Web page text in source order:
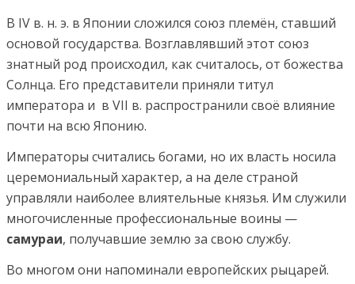
В IV в. н. э. в Японии сложился союз племён, ставший
основой государства. Возглавлявший этот союз
знатный род происходил, как считалось, от божества
Солнца. Его представители приняли титул
императора и в VII в. распространили своё влияние
почти на всю Японию.
Императоры считались богами, но их власть носила
церемониальный характер, а на деле страной
управляли наиболее влиятельные князья. Им служили
многочисленные профессиональные воины —
самураи, получавшие землю за свою службу.
Во многом они напоминали европейских рыцарей.